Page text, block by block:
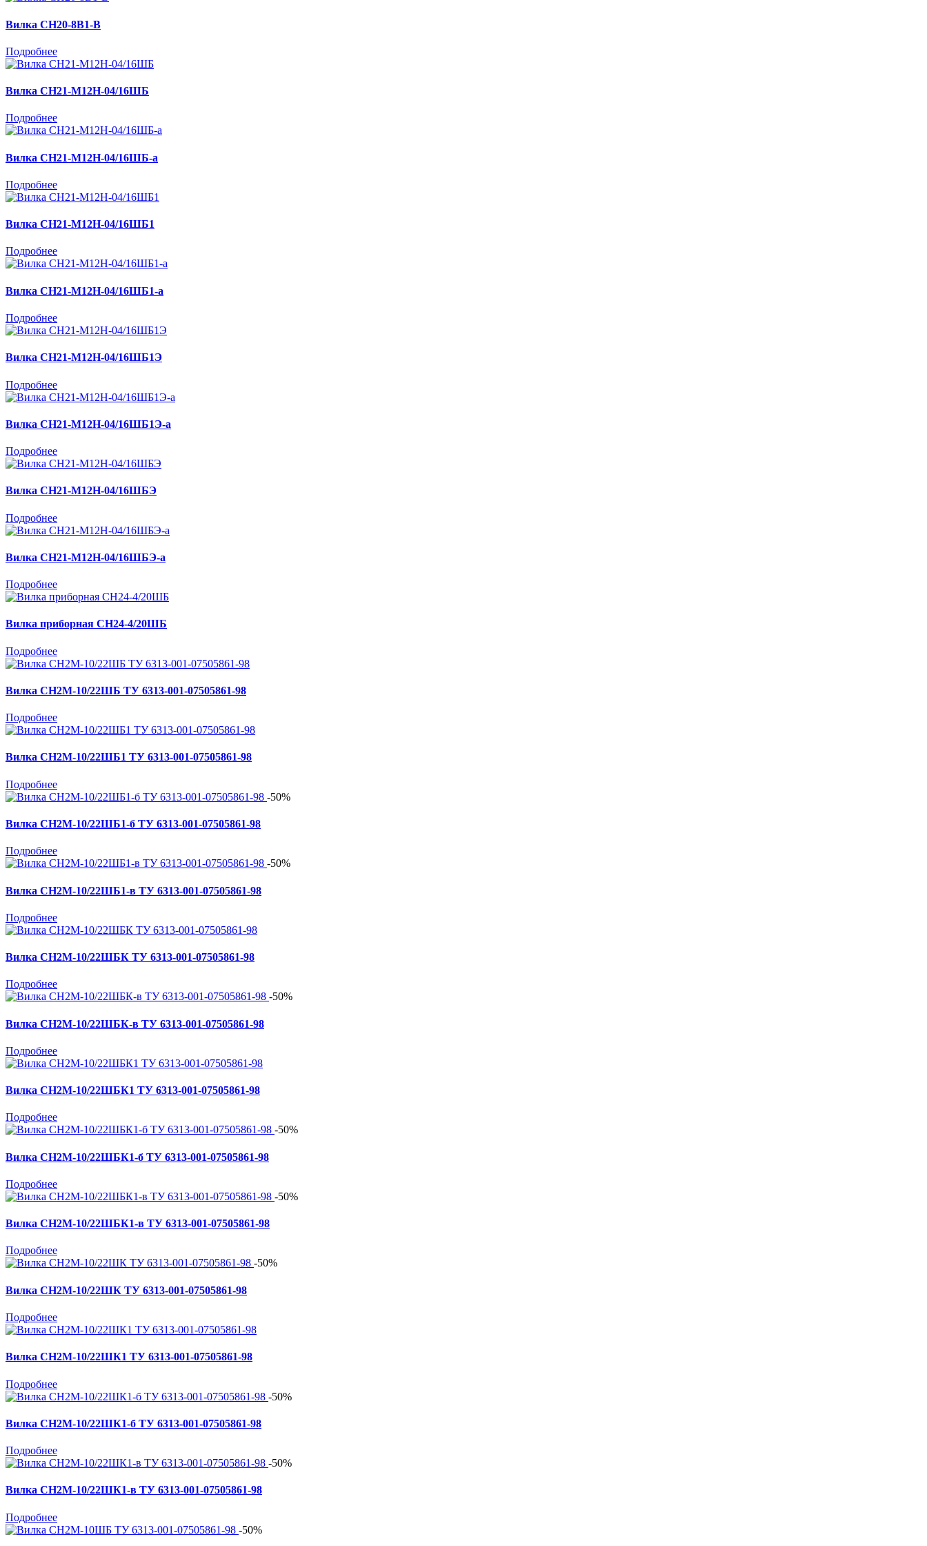
Вилка СН20-8В1-В
Подробнее
Вилка СН21-М12Н-04/16ШБ
Подробнее
Вилка СН21-М12Н-04/16ШБ-а
Подробнее
Вилка СН21-М12Н-04/16ШБ1
Подробнее
Вилка СН21-М12Н-04/16ШБ1-а
Подробнее
Вилка СН21-М12Н-04/16ШБ1Э
Подробнее
Вилка СН21-М12Н-04/16ШБ1Э-а
Подробнее
Вилка СН21-М12Н-04/16ШБЭ
Подробнее
Вилка СН21-М12Н-04/16ШБЭ-а
Подробнее
Вилка приборная СН24-4/20ШБ
Подробнее
Вилка СН2М-10/22ШБ ТУ 6313-001-07505861-98
Подробнее
Вилка СН2М-10/22ШБ1 ТУ 6313-001-07505861-98
Подробнее
-50%
Вилка СН2М-10/22ШБ1-б ТУ 6313-001-07505861-98
Подробнее
-50%
Вилка СН2М-10/22ШБ1-в ТУ 6313-001-07505861-98
Подробнее
Вилка СН2М-10/22ШБК ТУ 6313-001-07505861-98
Подробнее
-50%
Вилка СН2М-10/22ШБК-в ТУ 6313-001-07505861-98
Подробнее
Вилка СН2М-10/22ШБК1 ТУ 6313-001-07505861-98
Подробнее
-50%
Вилка СН2М-10/22ШБК1-б ТУ 6313-001-07505861-98
Подробнее
-50%
Вилка СН2М-10/22ШБК1-в ТУ 6313-001-07505861-98
Подробнее
-50%
Вилка СН2М-10/22ШК ТУ 6313-001-07505861-98
Подробнее
Вилка СН2М-10/22ШК1 ТУ 6313-001-07505861-98
Подробнее
-50%
Вилка СН2М-10/22ШК1-б ТУ 6313-001-07505861-98
Подробнее
-50%
Вилка СН2М-10/22ШК1-в ТУ 6313-001-07505861-98
Подробнее
-50%